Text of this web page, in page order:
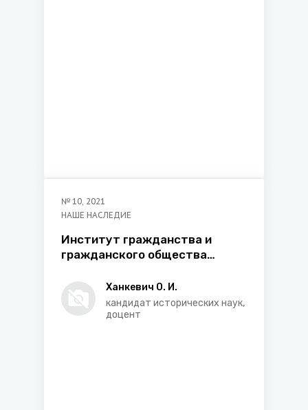
№ 10, 2021
НАШЕ НАСЛЕДИЕ
Институт гражданства и
гражданского общества
Ханкевич О. И.
кандидат исторических наук,
доцент